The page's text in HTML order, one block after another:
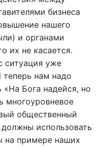
бизнеса
нашего
и органами
их не касается.
ситуация уже
теперь нам надо
Бога надейся, но
многоуровневое
общественный
использовать
на примере наших